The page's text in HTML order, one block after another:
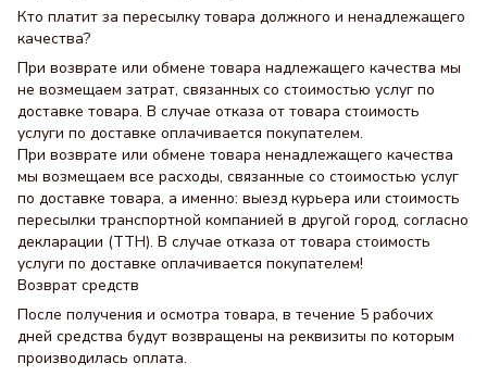
Кто платит за пересылку товара должного и ненадлежащего
качества?
При возврате или обмене товара надлежащего качества мы
не возмещаем затрат, связанных со стоимостью услуг по
доставке товара. В случае отказа от товара стоимость
услуги по доставке оплачивается покупателем.
При возврате или обмене товара ненадлежащего качества
мы возмещаем все расходы, связанные со стоимостью услуг
по доставке товара, а именно: выезд курьера или стоимость
пересылки транспортной компанией в другой город, согласно
декларации (ТТН). В случае отказа от товара стоимость
услуги по доставке оплачивается покупателем!
Возврат средств
После получения и осмотра товара, в течение 5 рабочих
дней средства будут возвращены на реквизиты по которым
производилась оплата.